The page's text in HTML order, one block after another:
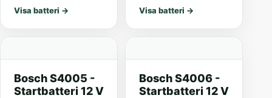
Visa batteri → Visa batteri →
Bosch S4005 -
Startbatteri 12 V
Bosch S4006 -
Startbatteri 12 V